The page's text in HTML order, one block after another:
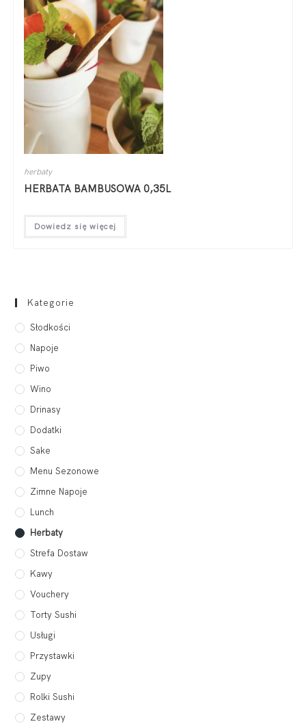
herbaty
HERBATA BAMBUSOWA 0,35L
Dowiedz się więcej
Kategorie
Słodkości
Napoje
Piwo
Wino
Drinasy
Dodatki
Sake
Menu Sezonowe
Zimne Napoje
Lunch
Herbaty
Strefa Dostaw
Kawy
Vouchery
Torty Sushi
Usługi
Przystawki
Zupy
Rolki Sushi
Zestawy